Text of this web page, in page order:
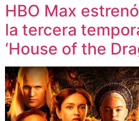
HBO Max
la tercera
‘House of the